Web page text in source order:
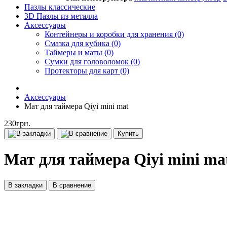
Пазлы классические
3D Пазлы из металла
Аксессуары
Контейнеры и коробки для хранения (0)
Смазка для кубика (0)
Таймеры и маты (0)
Сумки для головоломок (0)
Протекторы для карт (0)
Аксессуары
Мат для таймера Qiyi mini mat
230грн.
Купить
Мат для таймера Qiyi mini
В закладки В сравнение